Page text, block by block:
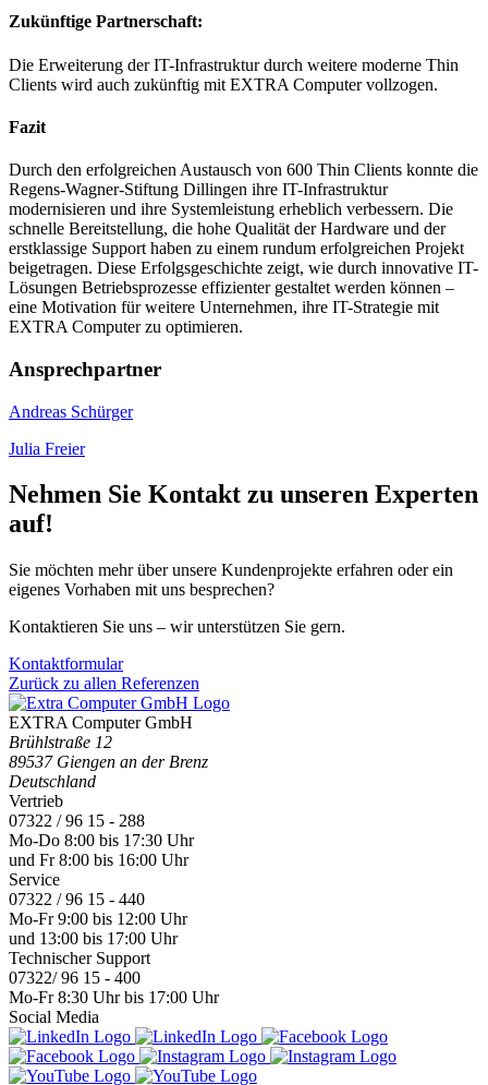
Zukünftige Partnerschaft:
Die Erweiterung der IT-Infrastruktur durch weitere moderne Thin
Clients wird auch zukünftig mit EXTRA Computer vollzogen.
Fazit
Durch den erfolgreichen Austausch von 600 Thin Clients konnte die
Regens-Wagner-Stiftung Dillingen ihre IT-Infrastruktur
modernisieren und ihre Systemleistung erheblich verbessern. Die
schnelle Bereitstellung, die hohe Qualität der Hardware und der
erstklassige Support haben zu einem rundum erfolgreichen Projekt
beigetragen. Diese Erfolgsgeschichte zeigt, wie durch innovative IT-
Lösungen Betriebsprozesse effizienter gestaltet werden können –
eine Motivation für weitere Unternehmen, ihre IT-Strategie mit
EXTRA Computer zu optimieren.
Ansprechpartner
Andreas Schürger
Julia Freier
Nehmen Sie Kontakt zu unseren Experten
auf!
Sie möchten mehr über unsere Kundenprojekte erfahren oder ein
eigenes Vorhaben mit uns besprechen?
Kontaktieren Sie uns – wir unterstützen Sie gern.
Kontaktformular
Zurück zu allen Referenzen
EXTRA Computer GmbH
Brühlstraße 12
89537 Giengen an der Brenz
Deutschland
Vertrieb
07322 / 96 15 - 288
Mo-Do 8:00 bis 17:30 Uhr
und Fr 8:00 bis 16:00 Uhr
Service
07322 / 96 15 - 440
Mo-Fr 9:00 bis 12:00 Uhr
und 13:00 bis 17:00 Uhr
Technischer Support
07322/ 96 15 - 400
Mo-Fr 8:30 Uhr bis 17:00 Uhr
Social Media